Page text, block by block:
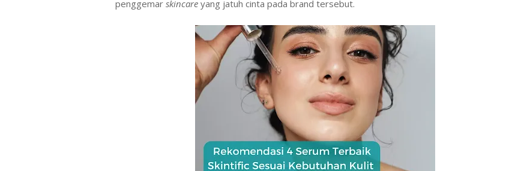
penggemar skincare yang jatuh cinta pada brand tersebut.